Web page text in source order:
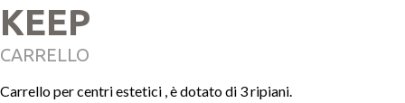
KEEP
CARRELLO
Carrello per centri estetici , è dotato di 3 ripiani.